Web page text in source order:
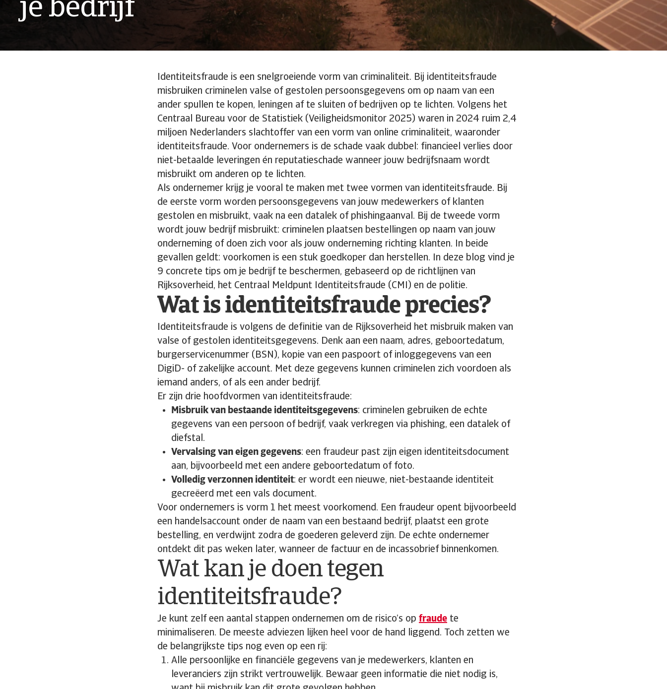
je bedrijf
Identiteitsfraude is een snelgroeiende vorm van criminaliteit. Bij identiteitsfraude
misbruiken criminelen valse of gestolen persoonsgegevens om op naam van een
ander spullen te kopen, leningen af te sluiten of bedrijven op te lichten. Volgens het
Centraal Bureau voor de Statistiek (Veiligheidsmonitor 2025) waren in 2024 ruim 2,4
miljoen Nederlanders slachtoffer van een vorm van online criminaliteit, waaronder
identiteitsfraude. Voor ondernemers is de schade vaak dubbel: financieel verlies door
niet-betaalde leveringen én reputatieschade wanneer jouw bedrijfsnaam wordt
misbruikt om anderen op te lichten.
Als ondernemer krijg je vooral te maken met twee vormen van identiteitsfraude. Bij
de eerste vorm worden persoonsgegevens van jouw medewerkers of klanten
gestolen en misbruikt, vaak na een datalek of phishingaanval. Bij de tweede vorm
wordt jouw bedrijf misbruikt: criminelen plaatsen bestellingen op naam van jouw
onderneming of doen zich voor als jouw onderneming richting klanten. In beide
gevallen geldt: voorkomen is een stuk goedkoper dan herstellen. In deze blog vind je
9 concrete tips om je bedrijf te beschermen, gebaseerd op de richtlijnen van
Rijksoverheid, het Centraal Meldpunt Identiteitsfraude (CMI) en de politie.
Wat is identiteitsfraude precies?
Identiteitsfraude is volgens de definitie van de Rijksoverheid het misbruik maken van
valse of gestolen identiteitsgegevens. Denk aan een naam, adres, geboortedatum,
burgerservicenummer (BSN), kopie van een paspoort of inloggegevens van een
DigiD- of zakelijke account. Met deze gegevens kunnen criminelen zich voordoen als
iemand anders, of als een ander bedrijf.
Er zijn drie hoofdvormen van identiteitsfraude:
Misbruik van bestaande identiteitsgegevens: criminelen gebruiken de echte
gegevens van een persoon of bedrijf, vaak verkregen via phishing, een datalek of
diefstal.
Vervalsing van eigen gegevens: een fraudeur past zijn eigen identiteitsdocument
aan, bijvoorbeeld met een andere geboortedatum of foto.
Volledig verzonnen identiteit: er wordt een nieuwe, niet-bestaande identiteit
gecreëerd met een vals document.
Voor ondernemers is vorm 1 het meest voorkomend. Een fraudeur opent bijvoorbeeld
een handelsaccount onder de naam van een bestaand bedrijf, plaatst een grote
bestelling, en verdwijnt zodra de goederen geleverd zijn. De echte ondernemer
ontdekt dit pas weken later, wanneer de factuur en de incassobrief binnenkomen.
Wat kan je doen tegen
identiteitsfraude?
Je kunt zelf een aantal stappen ondernemen om de risico’s op fraude te
minimaliseren. De meeste adviezen lijken heel voor de hand liggend. Toch zetten we
de belangrijkste tips nog even op een rij:
Alle persoonlijke en financiële gegevens van je medewerkers, klanten en
leveranciers zijn strikt vertrouwelijk. Bewaar geen informatie die niet nodig is,